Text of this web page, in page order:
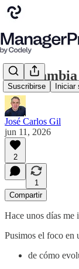
Suscribirse Iniciar
Qué
José Carlos Gil
jun 11, 2026
2
1
Compartir
Hace unos días me
Pusimos el foco en
de cómo